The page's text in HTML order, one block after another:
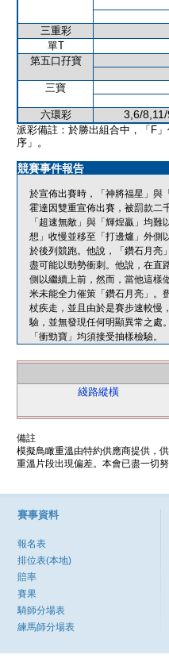
三重彩
單T
第五口孖寶
三寶
六環彩 3,6/
派彩備註：於勝出組合中，「F
序」。
競賽事件報告
於宣佈出賽時，「神將福星」與
霍達因雙重宣佈出賽，被罰款二
「超速無敵」與「輝煌贏」均
想」收慢並移至「打邊爐」外側
於後列競跑。他說，「鑽石月亮
盡可能以勁勢衝刺。他說，在直
側以繼續上前，然而，當他這樣
米未能全力催策「鑽石月亮」。
杖疾走，並且由於是賽步速較慢
驗，並無發現任何明顯異常之處
「衝勁寶」均須接受抽樣檢驗。
綫路縱橫
備註
模擬鳥瞰重溫由特約供應商提供，
重溫片段出現偏差。本會已盡一切
賽事資料
報名表
排位表(本地)
賠率
賽果
騎師分場表
練馬師分場表